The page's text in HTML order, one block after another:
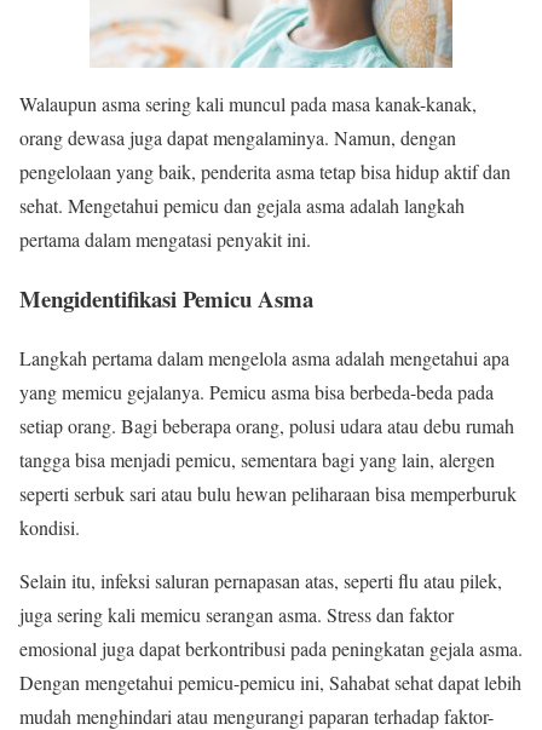
Walaupun asma sering kali muncul pada masa kanak-kanak,
orang dewasa juga dapat mengalaminya. Namun, dengan
pengelolaan yang baik, penderita asma tetap bisa hidup aktif dan
sehat. Mengetahui pemicu dan gejala asma adalah langkah
pertama dalam mengatasi penyakit ini.
Mengidentifikasi Pemicu Asma
Langkah pertama dalam mengelola asma adalah mengetahui apa
yang memicu gejalanya. Pemicu asma bisa berbeda-beda pada
setiap orang. Bagi beberapa orang, polusi udara atau debu rumah
tangga bisa menjadi pemicu, sementara bagi yang lain, alergen
seperti serbuk sari atau bulu hewan peliharaan bisa memperburuk
kondisi.
Selain itu, infeksi saluran pernapasan atas, seperti flu atau pilek,
juga sering kali memicu serangan asma. Stress dan faktor
emosional juga dapat berkontribusi pada peningkatan gejala asma.
Dengan mengetahui pemicu-pemicu ini, Sahabat sehat dapat lebih
mudah menghindari atau mengurangi paparan terhadap faktor-